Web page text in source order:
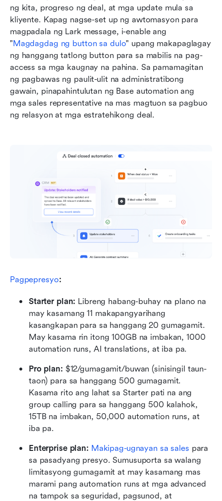
ng kita, progreso ng deal, at mga update mula sa
kliyente. Kapag nagse-set up ng awtomasyon para
magpadala ng Lark message, i-enable ang
"Magdagdag ng button sa dulo" upang makapaglagay
ng hanggang tatlong button para sa mabilis na pag-
access sa mga kaugnay na pahina. Sa pamamagitan
ng pagbawas ng paulit-ulit na administratibong
gawain, pinapahintulutan ng Base automation ang
mga sales representative na mas magtuon sa pagbuo
ng relasyon at mga estratehikong deal.
Pagpepresyo:
Starter plan: Libreng habang-buhay na plano na
may kasamang 11 makapangyarihang
kasangkapan para sa hanggang 20 gumagamit.
May kasama rin itong 100GB na imbakan, 1000
automation runs, AI translations, at iba pa.
Pro plan: $12/gumagamit/buwan (sinisingil taun-
taon) para sa hanggang 500 gumagamit.
Kasama rito ang lahat sa Starter pati na ang
group calling para sa hanggang 500 kalahok,
15TB na imbakan, 50,000 automation runs, at
iba pa.
Enterprise plan: Makipag-ugnayan sa sales para
sa pasadyang presyo. Sumusuporta sa walang
limitasyong gumagamit at may kasamang mas
marami pang automation runs at mga advanced
na tampok sa seguridad, pagsunod, at